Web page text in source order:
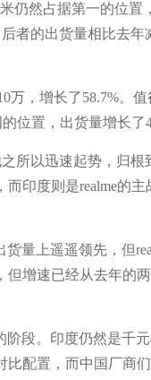
仍然占据第一的位置
者的出货量相比去
万，增长了58.7%。
位置，出货量增长
所以迅速起势，归
印度则是realme的
量上遥遥领先，但
增速已经从去年的
段。印度仍然是千
配置，而中国厂商